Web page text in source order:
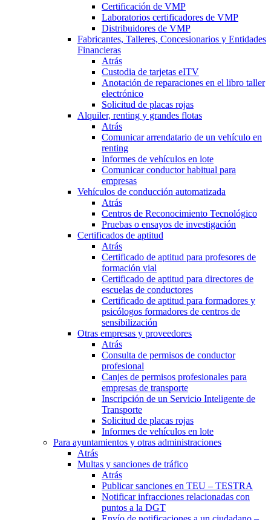
Certificación de VMP
Laboratorios certificadores de VMP
Distribuidores de VMP
Fabricantes, Talleres, Concesionarios y Entidades
Financieras
Atrás
Custodia de tarjetas eITV
Anotación de reparaciones en el libro taller
electrónico
Solicitud de placas rojas
Alquiler, renting y grandes flotas
Atrás
Comunicar arrendatario de un vehículo en
renting
Informes de vehículos en lote
Comunicar conductor habitual para
empresas
Vehículos de conducción automatizada
Atrás
Centros de Reconocimiento Tecnológico
Pruebas o ensayos de investigación
Certificados de aptitud
Atrás
Certificado de aptitud para profesores de
formación vial
Certificado de aptitud para directores de
escuelas de conductores
Certificado de aptitud para formadores y
psicólogos formadores de centros de
sensibilización
Otras empresas y proveedores
Atrás
Consulta de permisos de conductor
profesional
Canjes de permisos profesionales para
empresas de transporte
Inscripción de un Servicio Inteligente de
Transporte
Solicitud de placas rojas
Informes de vehículos en lote
Para ayuntamientos y otras administraciones
Atrás
Multas y sanciones de tráfico
Atrás
Publicar sanciones en TEU – TESTRA
Notificar infracciones relacionadas con
puntos a la DGT